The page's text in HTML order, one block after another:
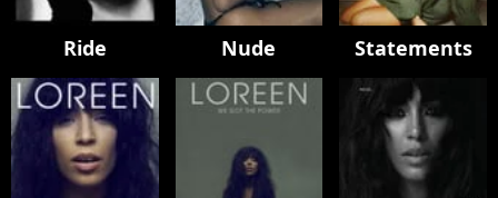
Ride Nude Statements